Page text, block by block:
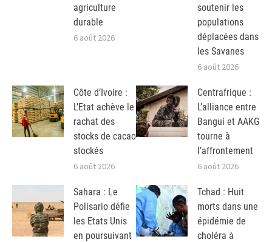
agriculture
durable
6 août 2026
soutenir les
populations
déplacées dans
les Savanes
6 août 2026
Côte d’Ivoire :
L’Etat achève le
rachat des
stocks de cacao
stockés
6 août 2026
Centrafrique :
L’alliance entre
Bangui et AAKG
tourne à
l’affrontement
6 août 2026
Sahara : Le
Polisario défie
les Etats Unis
en poursuivant
Tchad : Huit
morts dans une
épidémie de
choléra à